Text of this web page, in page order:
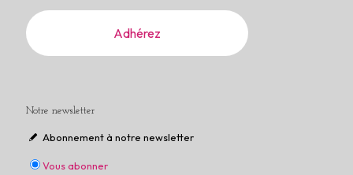
Adhérez
Notre newsletter
Abonnement à notre newsletter
Vous abonner